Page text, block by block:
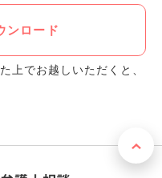
ンロード
上でお越しいただくと、